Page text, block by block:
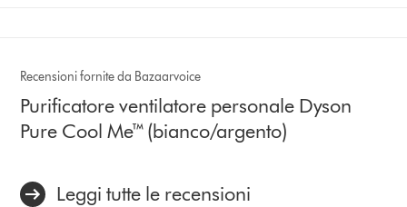
Recensioni fornite da Bazaarvoice
Purificatore ventilatore personale Dyson
Pure Cool Me™ (bianco/argento)
Leggi tutte le recensioni